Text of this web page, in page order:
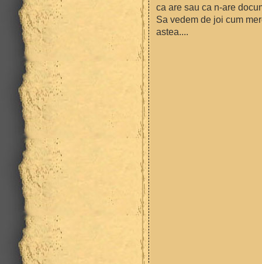
ca are sau ca n-are
Sa vedem de joi cum
astea....